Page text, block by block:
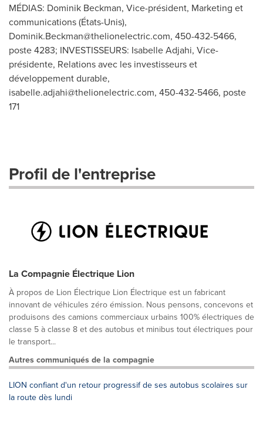
MÉDIAS: Dominik Beckman, Vice-président, Marketing et
communications (États-Unis),
Dominik.Beckman@thelionelectric.com, 450-432-5466,
poste 4283; INVESTISSEURS: Isabelle Adjahi, Vice-
présidente, Relations avec les investisseurs et
développement durable,
isabelle.adjahi@thelionelectric.com, 450-432-5466, poste
171
Profil de l'entreprise
La Compagnie Électrique Lion
À propos de Lion Électrique Lion Électrique est un fabricant
innovant de véhicules zéro émission. Nous pensons, concevons et
produisons des camions commerciaux urbains 100% électriques de
classe 5 à classe 8 et des autobus et minibus tout électriques pour
le transport...
Autres communiqués de la compagnie
LION confiant d'un retour progressif de ses autobus scolaires sur
la route dès lundi